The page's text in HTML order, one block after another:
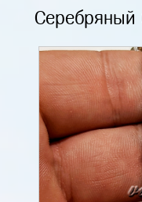
Серебряный